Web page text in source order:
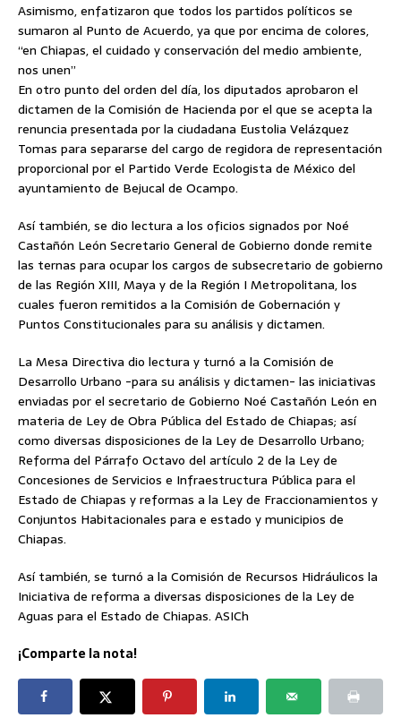
Asimismo, enfatizaron que todos los partidos políticos se
sumaron al Punto de Acuerdo, ya que por encima de colores,
“en Chiapas, el cuidado y conservación del medio ambiente,
nos unen”
En otro punto del orden del día, los diputados aprobaron el
dictamen de la Comisión de Hacienda por el que se acepta la
renuncia presentada por la ciudadana Eustolia Velázquez
Tomas para separarse del cargo de regidora de representación
proporcional por el Partido Verde Ecologista de México del
ayuntamiento de Bejucal de Ocampo.
Así también, se dio lectura a los oficios signados por Noé
Castañón León Secretario General de Gobierno donde remite
las ternas para ocupar los cargos de subsecretario de gobierno
de las Región XIII, Maya y de la Región I Metropolitana, los
cuales fueron remitidos a la Comisión de Gobernación y
Puntos Constitucionales para su análisis y dictamen.
La Mesa Directiva dio lectura y turnó a la Comisión de
Desarrollo Urbano -para su análisis y dictamen- las iniciativas
enviadas por el secretario de Gobierno Noé Castañón León en
materia de Ley de Obra Pública del Estado de Chiapas; así
como diversas disposiciones de la Ley de Desarrollo Urbano;
Reforma del Párrafo Octavo del artículo 2 de la Ley de
Concesiones de Servicios e Infraestructura Pública para el
Estado de Chiapas y reformas a la Ley de Fraccionamientos y
Conjuntos Habitacionales para e estado y municipios de
Chiapas.
Así también, se turnó a la Comisión de Recursos Hidráulicos la
Iniciativa de reforma a diversas disposiciones de la Ley de
Aguas para el Estado de Chiapas. ASICh
¡Comparte la nota!